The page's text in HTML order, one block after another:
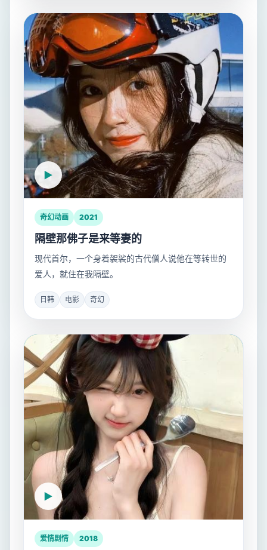
奇幻动画 2021
隔壁那佛子是来等妻的
现代首尔，一个身着袈裟的古代僧人说他在等转世的
爱人，就住在我隔壁。
日韩 电影 奇幻
爱情剧情 2018